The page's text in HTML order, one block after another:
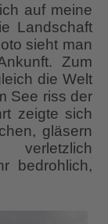
auf meine
Landschaft
sieht man
Zum
die Welt
See riss der
zeigte sich
gläsern
bedrohlich,